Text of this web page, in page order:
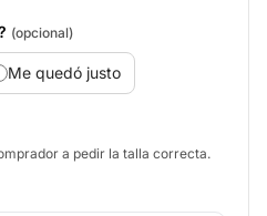
(opcional)
Me quedó justo
a pedir la talla correcta.